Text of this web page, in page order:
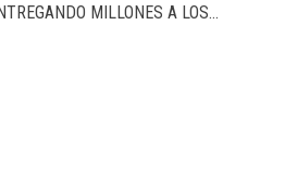
MILLONES A LOS…